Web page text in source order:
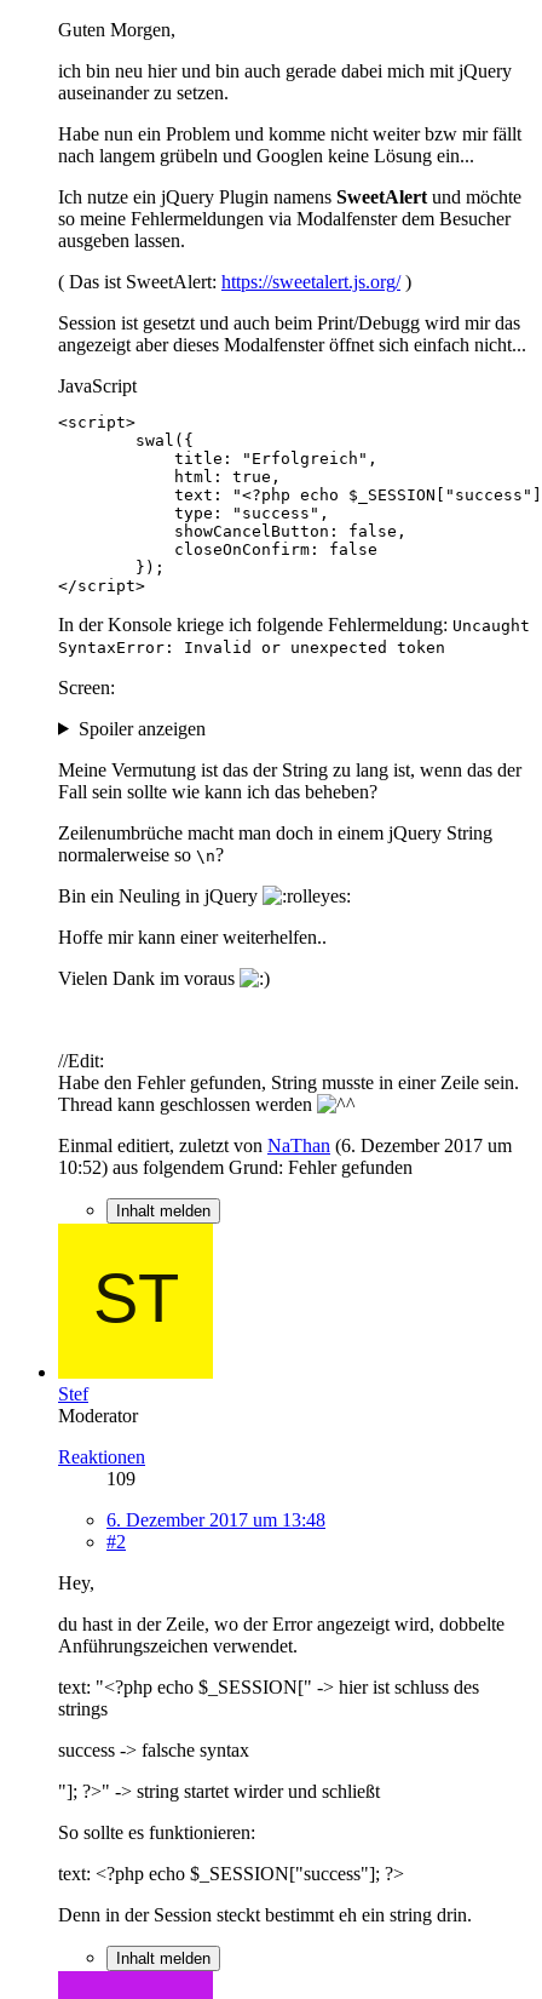
Guten Morgen,
ich bin neu hier und bin auch gerade dabei mich mit jQuery
auseinander zu setzen.
Habe nun ein Problem und komme nicht weiter bzw mir fällt
nach langem grübeln und Googlen keine Lösung ein...
Ich nutze ein jQuery Plugin namens SweetAlert und möchte
so meine Fehlermeldungen via Modalfenster dem Besucher
ausgeben lassen.
( Das ist SweetAlert: https://sweetalert.js.org/)
Session ist gesetzt und auch beim Print/Debugg wird mir das
angezeigt aber dieses Modalfenster öffnet sich einfach nicht...
JavaScript
</script>
In der Konsole kriege ich folgende Fehlermeldung: Uncaught
SyntaxError: Invalid or unexpected token
Screen:
Spoiler anzeigen
Meine Vermutung ist das der String zu lang ist, wenn das der
Fall sein sollte wie kann ich das beheben?
Zeilenumbrüche macht man doch in einem jQuery String
normalerweise so \n?
Bin ein Neuling in jQuery
Hoffe mir kann einer weiterhelfen..
Vielen Dank im voraus
//Edit:
Habe den Fehler gefunden, String musste in einer Zeile sein.
Thread kann geschlossen werden
Einmal editiert, zuletzt von NaThan (6. Dezember 2017 um
10:52) aus folgendem Grund: Fehler gefunden
Inhalt melden
Stef
Moderator
Reaktionen
109
6. Dezember 2017 um 13:48
#2
Hey,
du hast in der Zeile, wo der Error angezeigt wird, dobbelte
Anführungszeichen verwendet.
text: "<?php echo $_SESSION[" -> hier ist schluss des
strings
success -> falsche syntax
"]; ?>" -> string startet wirder und schließt
So sollte es funktionieren:
text: <?php echo $_SESSION["success"]; ?>
Denn in der Session steckt bestimmt eh ein string drin.
Inhalt melden